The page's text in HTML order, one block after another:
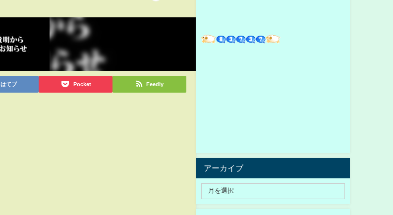
はてブ Pocket Feedly
アーカイブ